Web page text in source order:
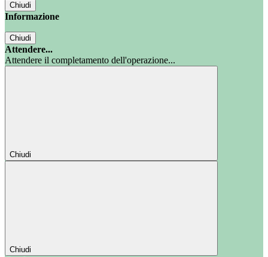
Chiudi
Informazione
Chiudi
Attendere...
Attendere il completamento dell'operazione...
Chiudi
Chiudi